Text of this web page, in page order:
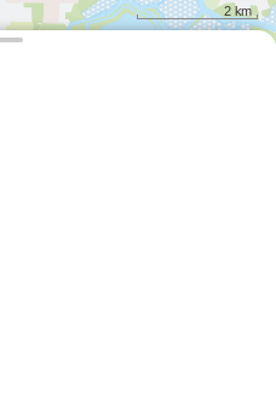
2 km